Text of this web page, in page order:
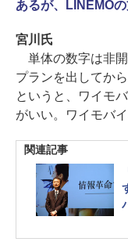
あるが、LINEMO
宮川氏
単体の数字は非
プランを出してか
というと、ワイモ
がいい。ワイモバ
関連記事